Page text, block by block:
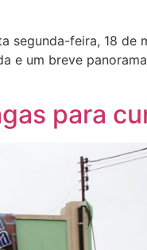
feira, 18 de
e um breve
para